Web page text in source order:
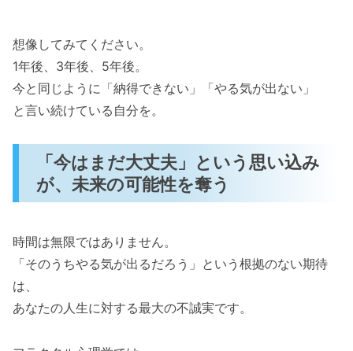
想像してみてください。
1年後、3年後、5年後。
今と同じように「納得できない」「やる気が出ない」
と言い続けている自分を。
「今はまだ大丈夫」という思い込み
が、未来の可能性を奪う
時間は無限ではありません。
「そのうちやる気が出るだろう」という根拠のない期待
は、
あなたの人生に対する最大の不誠実です。